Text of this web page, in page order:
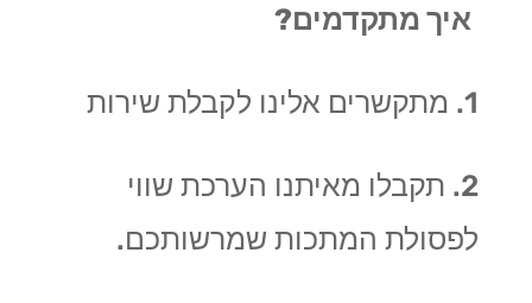
איך מתקדמים?
1. מתקשרים אלינו לקבלת שירות
2. תקבלו מאיתנו הערכת שווי
לפסולת המתכות שמרשותכם.